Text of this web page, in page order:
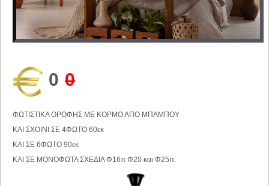
0 0
ΦΩΤΙΣΤΙΚΑ ΟΡΟΦΗΣ ΜΕ ΚΟΡΜΟ ΑΠΟ ΜΠΑΜΠΟΥ
ΚΑΙ ΣΧΟΙΝΙ ΣΕ 4ΦΩΤΟ 60εκ
ΚΑΙ ΣΕ 6ΦΩΤΟ 90εκ
ΚΑΙ ΣΕ ΜΟΝΟΦΩΤΑ ΣΧΕΔΙΑ Φ16π Φ20 και Φ25π.